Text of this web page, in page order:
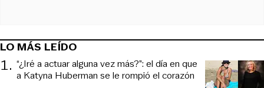
LO MÁS LEÍDO
1. “¿Iré a actuar alguna vez más?”: el día en que
a Katyna Huberman se le rompió el corazón